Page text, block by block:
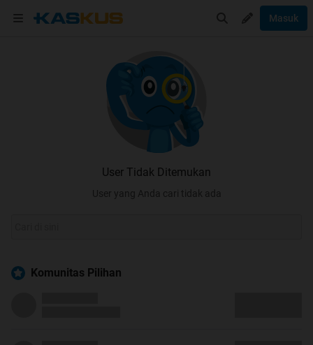
Masuk
User Tidak Ditemukan
User yang Anda cari tidak ada
Komunitas Pilihan